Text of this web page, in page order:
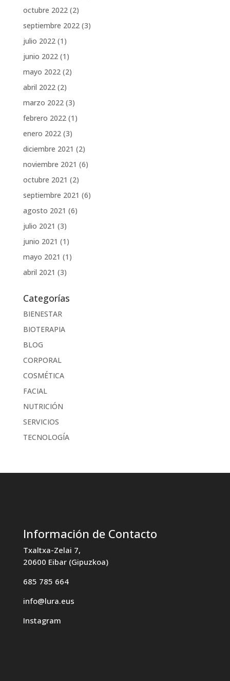
octubre 2022(2)
septiembre 2022(3)
julio 2022(1)
junio 2022(1)
mayo 2022(2)
abril 2022(2)
marzo 2022(3)
febrero 2022(1)
enero 2022(3)
diciembre 2021 (2)
noviembre 2021 (6)
octubre 2021 (2)
septiembre 2021 (6)
agosto 2021 (6)
julio 2021 (3)
junio 2021 (1)
mayo 2021 (1)
abril 2021 (3)
Categorías
BIENESTAR
BIOTERAPIA
BLOG
CORPORAL
COSMÉTICA
FACIAL
NUTRICIÓN
SERVICIOS
TECNOLOGÍA
Información de Contacto
Txaltxa-Zelai 7,
20600 Eibar (Gipuzkoa)
685 785 664
info@lura.eus
Instagram